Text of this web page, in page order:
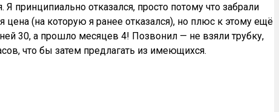
отказался, просто потому что забрали
(на которую я ранее отказался), но плюс к этому ещё
30, а прошло месяцев 4! Позвонил — не взяли трубку,
что бы затем предлагать из имеющихся.